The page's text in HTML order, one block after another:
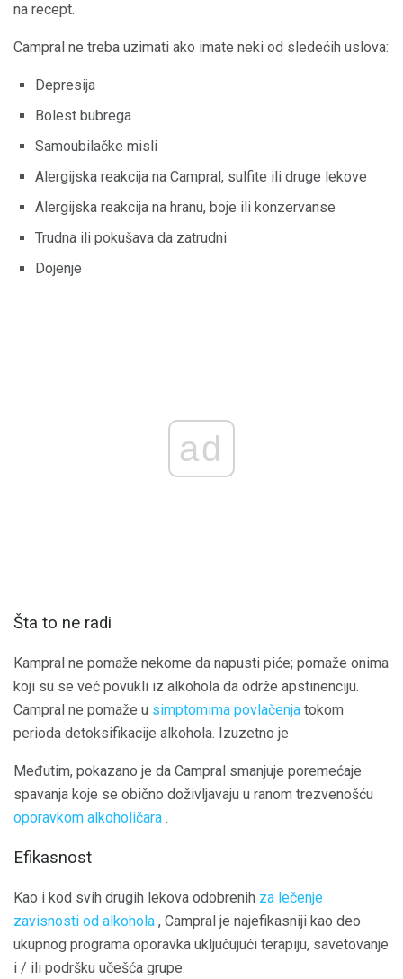
na recept.
Campral ne treba uzimati ako imate neki od sledećih uslova:
Depresija
Bolest bubrega
Samoubilačke misli
Alergijska reakcija na Campral, sulfite ili druge lekove
Alergijska reakcija na hranu, boje ili konzervanse
Trudna ili pokušava da zatrudni
Dojenje
ad
Šta to ne radi
Kampral ne pomaže nekome da napusti piće; pomaže onima
koji su se već povukli iz alkohola da održe apstinenciju.
Campral ne pomaže u simptomima povlačenja tokom
perioda detoksifikacije alkohola. Izuzetno je
Međutim, pokazano je da Campral smanjuje poremećaje
spavanja koje se obično doživljavaju u ranom trezvenošću
oporavkom alkoholičara .
Efikasnost
Kao i kod svih drugih lekova odobrenih za lečenje
zavisnosti od alkohola , Campral je najefikasniji kao deo
ukupnog programa oporavka uključujući terapiju, savetovanje
i / ili podršku učešća grupe.